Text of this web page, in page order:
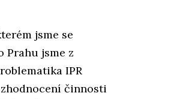
jsme se
Prahu jsme z
IPR
činnosti